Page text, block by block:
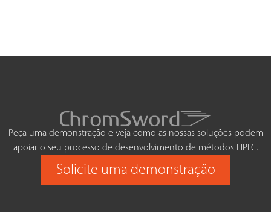
Peça uma demonstração e veja como as nossas soluções podem
apoiar o seu processo de desenvolvimento de métodos HPLC.
Solicite uma demonstração